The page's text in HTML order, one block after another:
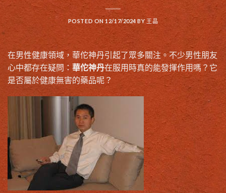
POSTED ON12/17/2024 BY 王晶
在男性健康領域，華佗神丹引起了眾多關注。不少男性朋友
心中都存在疑問： 華佗神丹在服用時真的能發揮作用嗎？它
是否屬於健康無害的藥品呢？